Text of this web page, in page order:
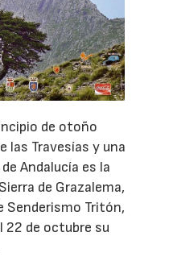
de otoño
las Travesías y una
Andalucía es la
de Grazalema,
Senderismo Tritón,
22 de octubre su